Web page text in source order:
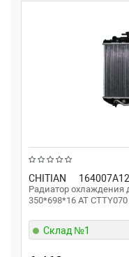
CHITIAN
Радиатор охлаждения
350*698*16 AT
Склад №1